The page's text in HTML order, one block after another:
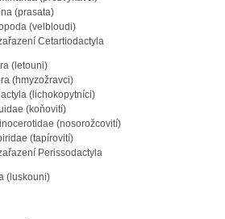
(prasata)
(velbloudi)
Cetartiodactyla
(letouni)
(hmyzožravci)
(lichokopytníci)
(koňovití)
(nosorožcovití)
(tapírovití)
Perissodactyla
(luskouni)